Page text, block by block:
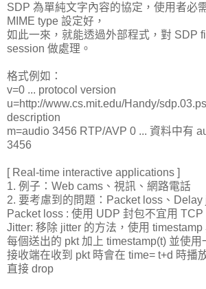
SDP 為單純文字內容的協定，使用者必
MIME type 設定好，
如此一來，就能透過外部程式，對 SDP
session 做處理。
格式例如：
v=0 ... protocol version
u=http://www.cs.mit.edu/Handy/
description
m=audio 3456 RTP/AVP 0 ... 資料中有
3456
[ Real-time interactive applications ]
1. 例子：Web cams、視訊、網路電話
2. 要考慮到的問題：Packet loss、Delay
Packet loss : 使用 UDP 封包不宜用 TCP
Jitter: 移除 jitter 的方法，使用
每個送出的 pkt 加上 timestamp(t) 並使
接收端在收到 pkt 時會在 time= t+d 時播
直接 drop